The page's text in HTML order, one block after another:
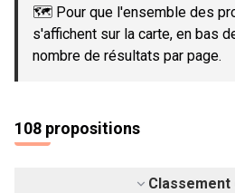
🗺️ Pour que l'ensemble des
s'affichent sur la carte, en bas
nombre de résultats par page.
108 propositions